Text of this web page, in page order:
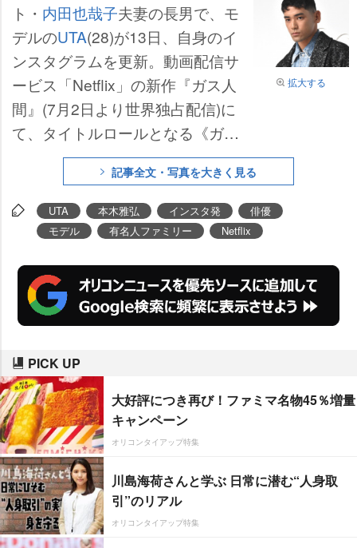
拡大する
ト・ 内田也哉子夫妻の長男で、モ
デルのUTA(28)が13日、自身のイ
ンスタグラムを更新。動画配信サ
ービス「Netflix」の新作『ガス人
間』(7月2日より世界独占配信)に
て、タイトルロールとなる《ガス
人間》をUTAが演じることが発表
され、存在感ある姿に反響が集ま
っている。
記事全文・写真を大きく見る
UTA 本木雅弘 インスタ発
俳優
モデル
有名人ファミリー Netflix
PICK UP
大好評につき再び！ファミマ名物45％増量
キャンペーン
オリコンタイアップ特集
川島海荷さんと学ぶ 日常に潜む“人身取
引”のリアル
オリコンタイアップ特集